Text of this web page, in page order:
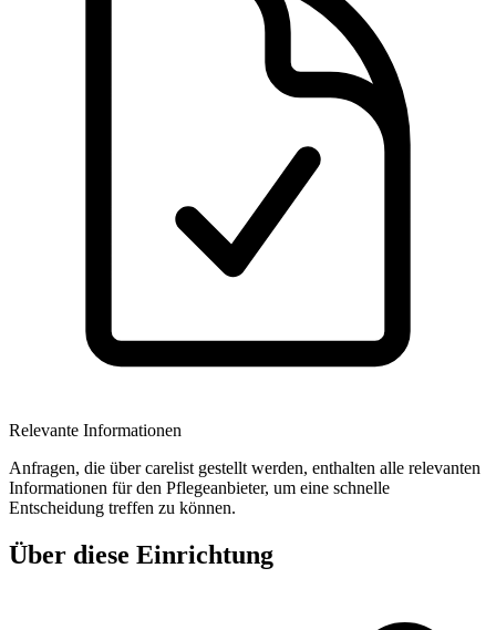
Relevante Informationen
Anfragen, die über carelist gestellt werden, enthalten alle relevanten
Informationen für den Pflegeanbieter, um eine schnelle
Entscheidung treffen zu können.
Über diese Einrichtung